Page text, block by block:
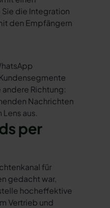
die Integration
den Empfängern
Richtung:
Nachrichten
aus.
per
für
gedacht war,
hocheffektive
Vertrieb und